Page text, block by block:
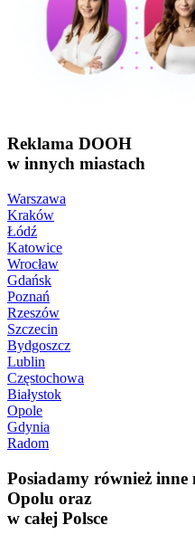
Reklama DOOH
w innych miastach
Warszawa
Kraków
Łódź
Katowice
Wrocław
Gdańsk
Poznań
Rzeszów
Szczecin
Bydgoszcz
Lublin
Częstochowa
Białystok
Opole
Gdynia
Radom
Posiadamy również
Opolu oraz
w całej Polsce